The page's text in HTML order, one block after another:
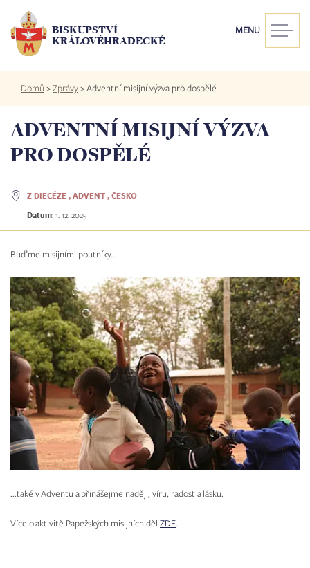
hlavnímu
obsahu
BISKUPSTVÍ
KRÁLOVÉHRADECKÉ
MENU
Drobečková
navigace
Domů >Zprávy>Adventní misijní výzva pro dospělé
ADVENTNÍ MISIJNÍ VÝZVA
PRO DOSPĚLÉ
Z DIECÉZE , ADVENT , ČESKO
Datum: 1. 12. 2025
Buďme misijními poutníky...
...také v Adventu a přinášejme naději, víru, radost a lásku.
Více o aktivitě Papežských misijních děl ZDE.